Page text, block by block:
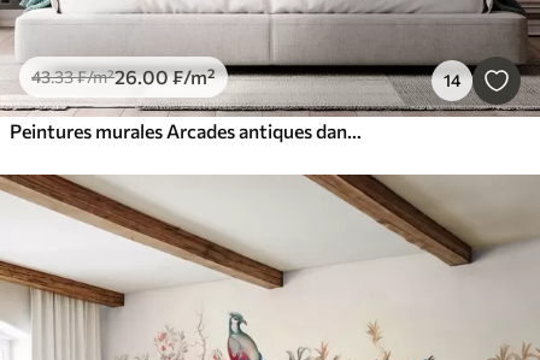
43.33₣/m²26.00₣/m² 14
Peintures murales Arcades antiques dans le jardin